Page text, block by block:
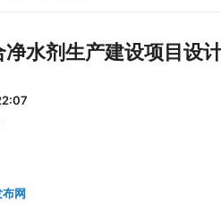
净水剂生产建设项目设
网